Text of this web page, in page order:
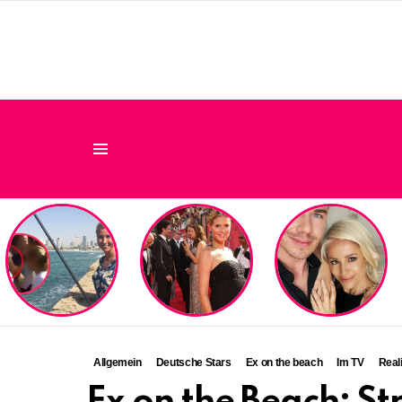
LATEST
STORIES
Allgemein Deutsche Stars Ex on the beach Im TV